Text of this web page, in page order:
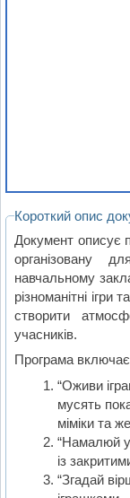
Короткий опис
Документ описує
організовану
навчальному
різноманітні
створити
учасників.
Програма
“Оживи
мусять
міміки та
“Намалюй
із
“Згадай